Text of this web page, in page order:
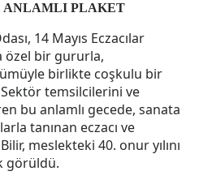
ANLAMLI PLAKET
14 Mayıs Eczacılar
özel bir gururla,
birlikte coşkulu bir
temsilcilerini ve
bu anlamlı gecede, sanata
tanınan eczacı ve
meslekteki 40. onur yılını
görüldü.